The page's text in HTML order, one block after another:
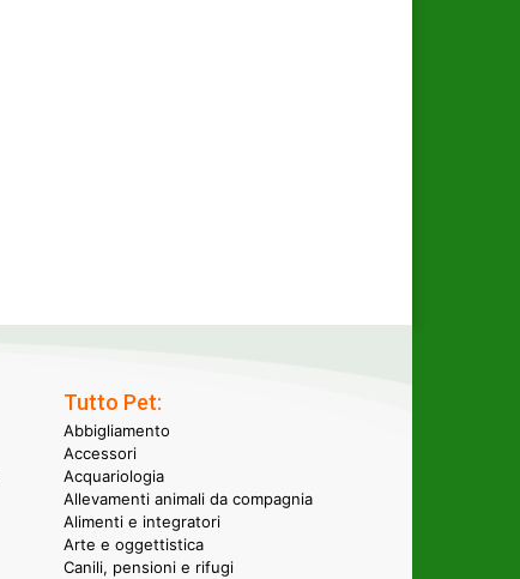
Tutto Pet:
Abbigliamento
Accessori
Acquariologia
Allevamenti animali da compagnia
Alimenti e integratori
Arte e oggettistica
Canili, pensioni e rifugi